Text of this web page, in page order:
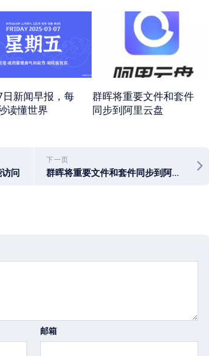
日新闻早报，每
读懂世界
群晖将重要文件和套件
同步到阿里云盘
下一页
群晖将重要文件和套件同步到阿里云盘
问
邮箱